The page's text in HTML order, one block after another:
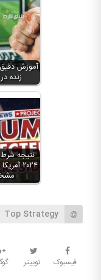
آموزش
زنده
نتیجه شرط
۲۰۲۴
Top Strategy
فیسبوک توییتر